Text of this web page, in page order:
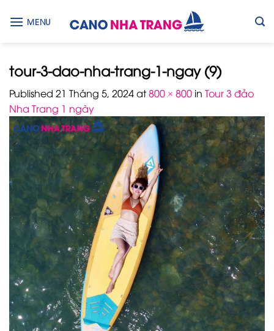
MENU
tour-3-dao-nha-trang-1-ngay (9)
Published 21 Tháng 5, 2024at800 × 800 in Tour 3 đảo
Nha Trang 1 ngày